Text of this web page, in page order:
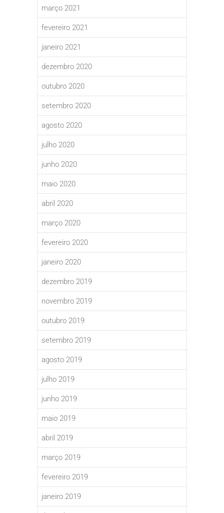
março 2021
fevereiro 2021
janeiro 2021
dezembro 2020
outubro 2020
setembro 2020
agosto 2020
julho 2020
junho 2020
maio 2020
abril 2020
março 2020
fevereiro 2020
janeiro 2020
dezembro 2019
novembro 2019
outubro 2019
setembro 2019
agosto 2019
julho 2019
junho 2019
maio 2019
abril 2019
março 2019
fevereiro 2019
janeiro 2019